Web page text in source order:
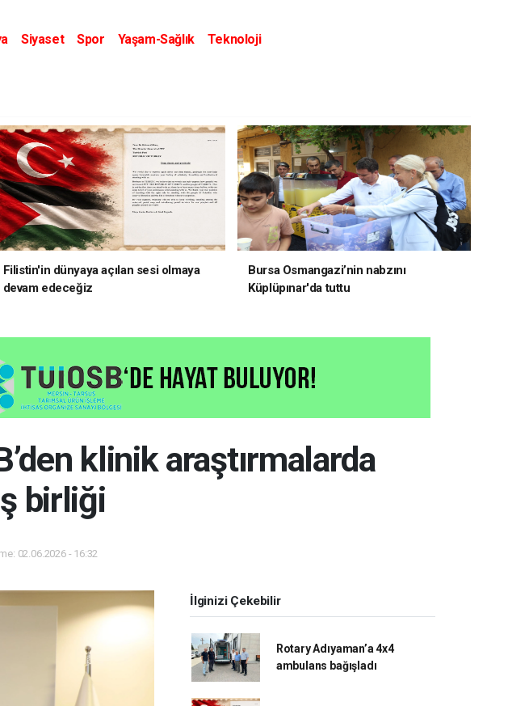
Siyaset Spor Yaşam-Sağlık
Teknoloji
Filistin'in dünyaya açılan sesi olmaya
devam edeceğiz
Bursa Osmangazi’nin nabzını
Küplüpınar'da tuttu
klinik araştırmalarda
birliği
02.06.2026 - 16:32
İlginizi Çekebilir
Rotary Adıyaman’a 4x4
ambulans bağışladı